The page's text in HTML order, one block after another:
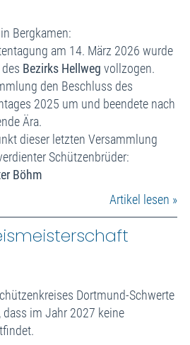
Bergkamen:
am 14. März 2026 wurde
Bezirks Hellweg vollzogen.
den Beschluss des
2025 um und beendete nach
Ära.
dieser letzten Versammlung
Schützenbrüder:
Böhm
Artikel lesen »
Dortmund-Schwerte
im Jahr 2027 keine